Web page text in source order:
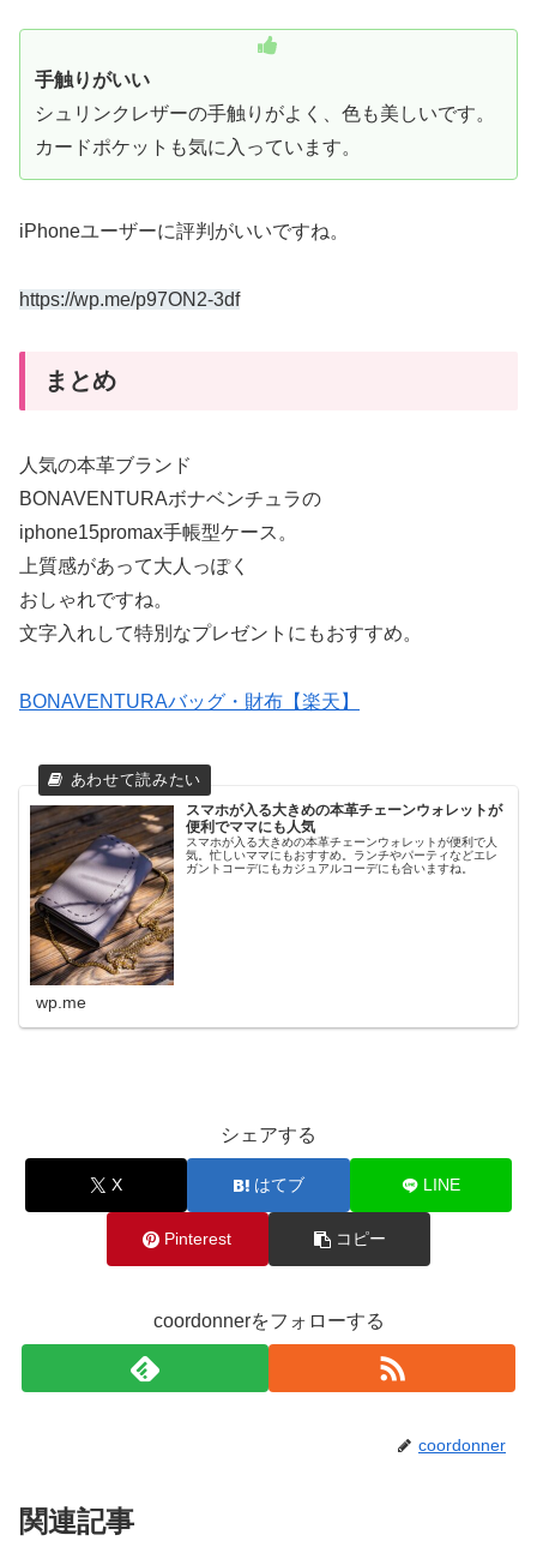
手触りがいい
シュリンクレザーの手触りがよく、色も美しいです。
カードポケットも気に入っています。
iPhoneユーザーに評判がいいですね。
https://wp.me/p97ON2-3df
まとめ
人気の本革ブランド
BONAVENTURAボナベンチュラの
iphone15promax手帳型ケース。
上質感があって大人っぽく
おしゃれですね。
文字入れして特別なプレゼントにもおすすめ。
BONAVENTURAバッグ・財布【楽天】
スマホが入る大きめの本革チェーンウォレットが
便利でママにも人気
スマホが入る大きめの本革チェーンウォレットが便利で人
気。忙しいママにもおすすめ。ランチやパーティなどエレ
ガントコーデにもカジュアルコーデにも合いますね。
wp.me
シェアする
X はてブ LINE
Pinterest コピー
coordonnerをフォローする
coordonner
関連記事